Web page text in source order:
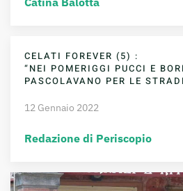
CELATI FOREVER (5) :
“NEI POMERIGGI PUCCI E
PASCOLAVANO PER LE
12 Gennaio 2022
Redazione di Periscopio